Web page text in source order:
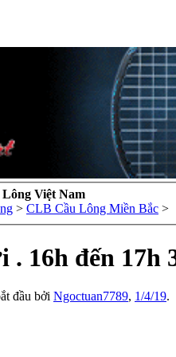
Việt Nam
> CLB Cầu Lông Miền Bắc >
16h đến 17h
đầu bởi Ngoctuan7789, 1/4/19.